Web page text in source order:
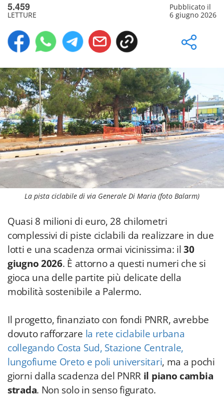
5.459
LETTURE
Pubblicato il
6 giugno 2026
La pista ciclabile di via Generale Di Maria (foto Balarm)
Quasi 8 milioni di euro, 28 chilometri
complessivi di piste ciclabili da realizzare in due
lotti e una scadenza ormai vicinissima: il30
giugno 2026. È attorno a questi numeri che si
gioca una delle partite più delicate della
mobilità sostenibile a Palermo.
Il progetto, finanziato con fondi PNRR, avrebbe
dovuto rafforzare la rete ciclabile urbana
collegando Costa Sud, Stazione Centrale,
lungofiume Oreto e poli universitari, ma a pochi
giorni dalla scadenza del PNRR il piano cambia
strada. Non solo in senso figurato.